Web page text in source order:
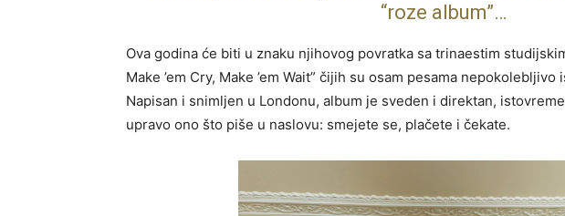
“roze album”…
Ova godina će biti u znaku njihovog povratka sa trinaestim
Make ’em Cry, Make ’em Wait” čijih su osam pesama
Napisan i snimljen u Londonu, album je sveden i direktan,
upravo ono što piše u naslovu: smejete se, plačete i čekate.